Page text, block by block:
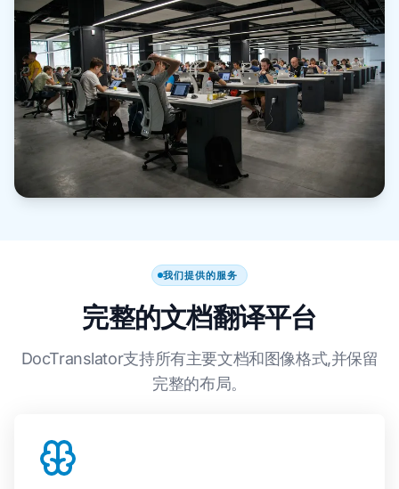
我们提供的服务
完整的文档翻译平台
DocTranslator支持所有主要文档和图像格式,并保留
完整的布局。